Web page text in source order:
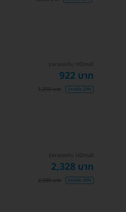
ราคาจองกับ HDmall
922 บาท
1,290 บาท ประหยัด 29%
ราคาจองกับ HDmall
2,328 บาท
2,900 บาท ประหยัด 20%